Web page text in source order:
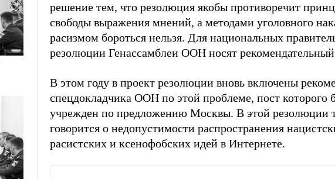
решение тем, что резолюция якобы противоречит
свободы выражения мнений, а методами уголовного
расизмом бороться нельзя. Для национальных
резолюции Генассамблеи ООН носят рекомендательный
В этом году в проект резолюции вновь включены
спецдокладчика ООН по этой проблеме, пост которого
учрежден по предложению Москвы. В этой резолюции
говорится о недопустимости распространения
расистских и ксенофобских идей в Интернете.